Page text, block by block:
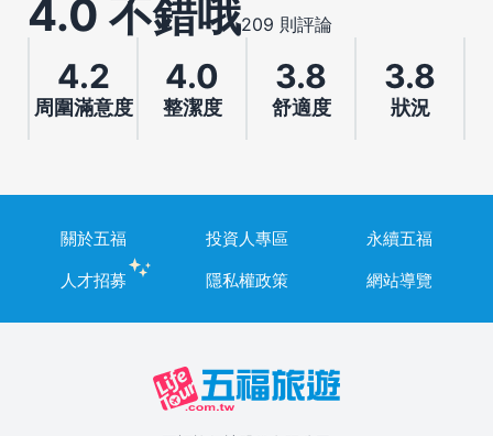
4.0 不錯哦209 則評論
4.2
周圍滿意度
4.0
整潔度
3.8
舒適度
3.8
狀況
關於五福 投資人專區
永續五福
人才招募
隱私權政策 網站導覽